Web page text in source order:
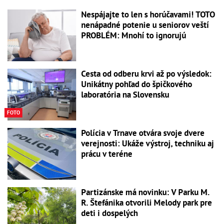
Nespájajte to len s horúčavami! TOTO
nenápadné potenie u seniorov veští
PROBLÉM: Mnohí to ignorujú
FOTO
Cesta od odberu krvi až po výsledok:
Unikátny pohľad do špičkového
laboratória na Slovensku
Polícia v Trnave otvára svoje dvere
verejnosti: Ukáže výstroj, techniku aj
prácu v teréne
Partizánske má novinku: V Parku M.
R. Štefánika otvorili Melody park pre
deti i dospelých